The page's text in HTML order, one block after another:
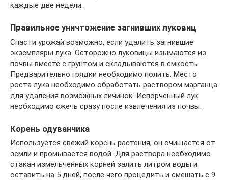
каждые две недели.
Правильное уничтожение загнивших луковиц
Спасти урожай возможно, если удалить загнившие
экземпляры лука. Осторожно луковицы изымаются из
почвы вместе с грунтом и складываются в емкость.
Предварительно грядки необходимо полить. Место
роста лука необходимо обработать раствором марганца
для удаления возможных личинок. Испорченный лук
необходимо сжечь сразу после извлечения из почвы.
Корень одуванчика
Используется свежий корень растения, он очищается от
земли и промывается водой. Для раствора необходимо
стакан измельченных корней залить литром воды и
оставить на 5 дней, после чего процедить и смешать с 9